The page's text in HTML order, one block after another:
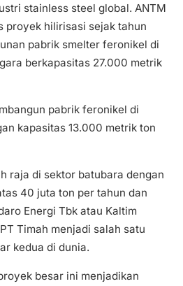
stainless steel global. ANTM
proyek hilirisasi sejak tahun
pabrik smelter feronikel di
berkapasitas 27.000 metrik
pabrik feronikel di
kapasitas 13.000 metrik ton
raja di sektor batubara dengan
40 juta ton per tahun dan
Energi Tbk atau Kaltim
Timah menjadi salah satu
kedua di dunia.
besar ini menjadikan